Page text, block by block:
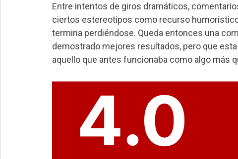
Entre intentos de giros dramáticos,
ciertos estereotipos como recurso
termina perdiéndose. Queda entonces una
demostrado mejores resultados, pero que
aquello que antes funcionaba como algo más
4.0